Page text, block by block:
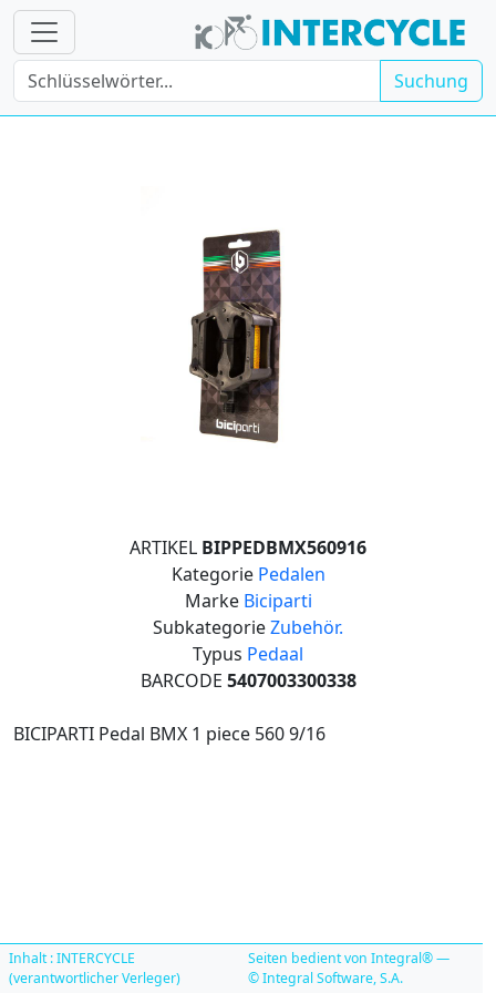
Suchung
ARTIKEL BIPPEDBMX560916
Kategorie Pedalen
Marke Biciparti
SubkategorieZubehör.
Typus Pedaal
BARCODE 5407003300338
BICIPARTI Pedal BMX 1 piece 560 9/16
Inhalt : INTERCYCLE
(verantwortlicher Verleger)
Seiten bedient von Integral® —
© Integral Software, S.A.